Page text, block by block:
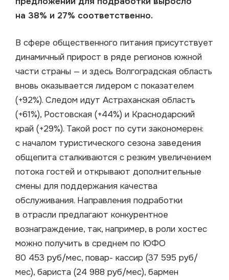
на 38% и 27% соответственно.
В сфере общественного питания присутствует
динамичный прирост в ряде регионов южной
части страны — и здесь Волгоградская область
вновь оказывается лидером с показателем
(+92%). Следом идут Астраханская область
(+61%), Ростовская (+44%) и Краснодарский
край (+29%). Такой рост по сути закономерен:
с началом туристического сезона заведения
общепита сталкиваются с резким увеличением
потока гостей и открывают дополнительные
смены для поддержания качества
обслуживания. Направления подработки
в отрасли предлагают конкурентное
вознаграждение, так, например, в роли хостес
можно получить в среднем по ЮФО
80 453 руб/мес, повар- кассир (37 595 руб/
мес), бариста (24 988 руб/мес), бармен